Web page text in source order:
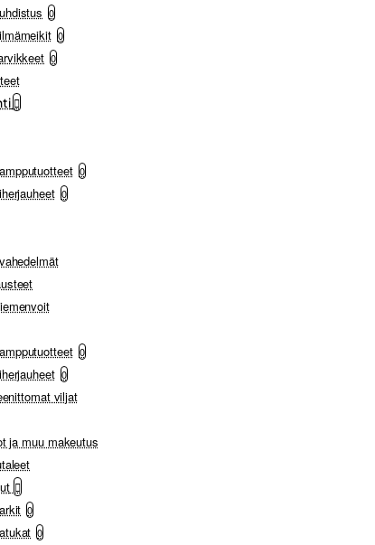
0
0
0
0
0
0
0
viljat
ja muu makeutus
0
0